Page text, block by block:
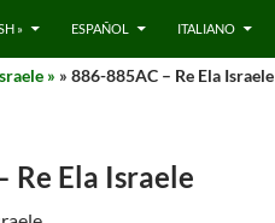
» ESPAÑOL ITALIANO
» » 886-885AC – Re Ela Israele
Re Ela Israele